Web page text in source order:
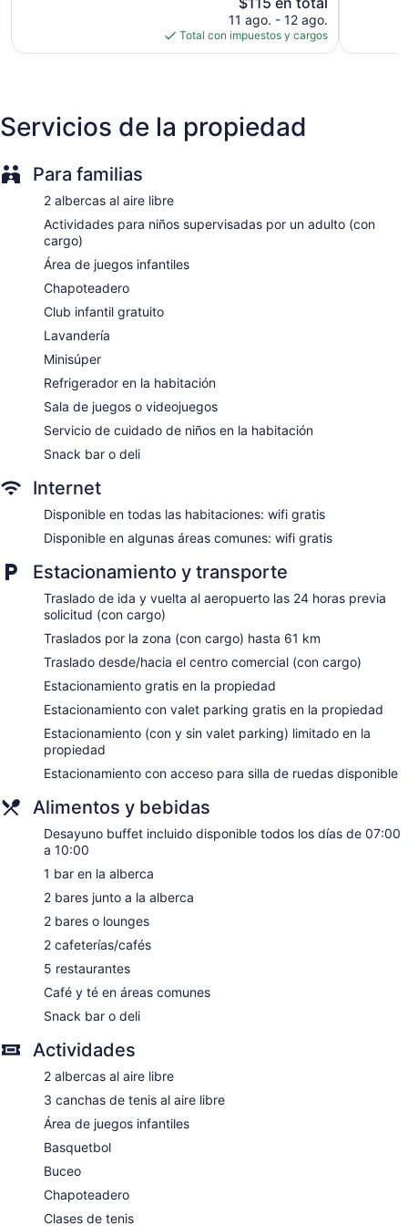
Salas de juntas
Discoteca
Club infantil gratuito
Actividades infantiles supervisadas
Servicio de cuidado de niños (con cargo)
Camas de playa gratuitas
Camastros
Toallas de playa
Sombrillas
Camas balinesas de uso gratuito
Camastros en la alberca
Sombrillas en la alberca o playa
Centro de negocios abierto las 24 horas
Centro de conferencias
Café o té en las áreas comunes
Lavandería
Servicio de recepción las 24 horas
Check-in exprés
Check-out exprés
Personal multilingüe
Resguardo de equipaje
Caja de seguridad en la recepción
Asistencia turística y para la compra de entradas
Servicios de concierge
Organización de bodas
Sala de juegos o videojuegos
Mesa de billar
Supermercado o tienda de conveniencia
Terraza
Jardín
Área de picnic
Tienda de regalos o puesto de periódicos
Servicio de salón de belleza
Televisión en las áreas comunes
Cajero automático o servicios bancarios
Tiendas en la propiedad
Botones
Elevador
Áreas designadas para fumadores
Bar en la alberca
Warwick Fiji tiene 247 opciones de hospedaje con minibar y
caja de seguridad. Hay televisión LCD de 32 pulgadas con
canales vía satélite premium. Los huéspedes pueden utilizar
los siguientes servicios disponibles en las habitaciones:
refrigerador y cafetera y tetera. Los baños están equipados
amenidades de baño gratuitas y secadora de cabello.
Los huéspedes pueden navegar en línea gracias al acceso a
precio
actual
es
11 ago. - 12 ago.
Total con impuestos y cargos
Servicios de la propiedad
Para familias
2 albercas al aire libre
Actividades para niños supervisadas por un adulto (con
cargo)
Área de juegos infantiles
Chapoteadero
Club infantil gratuito
Lavandería
Minisúper
Refrigerador en la habitación
Sala de juegos o videojuegos
Servicio de cuidado de niños en la habitación
Snack bar o deli
Internet
Disponible en todas las habitaciones: wifi gratis
Disponible en algunas áreas comunes: wifi gratis
Estacionamiento y transporte
Traslado de ida y vuelta al aeropuerto las 24 horas previa
solicitud (con cargo)
Traslados por la zona (con cargo) hasta 61 km
Traslado desde/hacia el centro comercial (con cargo)
Estacionamiento gratis en la propiedad
Estacionamiento con valet parking gratis en la propiedad
Estacionamiento (con y sin valet parking) limitado en la
propiedad
Estacionamiento con acceso para silla de ruedas disponible
Alimentos y bebidas
Desayuno buffet incluido disponible todos los días de 07:00
a 10:00
1 bar en la alberca
2 bares junto a la alberca
2 bares o lounges
2 cafeterías/cafés
5 restaurantes
Café y té en áreas comunes
Snack bar o deli
Actividades
2 albercas al aire libre
3 canchas de tenis al aire libre
Área de juegos infantiles
Basquetbol
Buceo
Chapoteadero
Clases de tenis